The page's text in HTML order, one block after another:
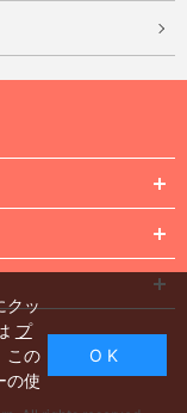
クッ
プ
この
の使
O K